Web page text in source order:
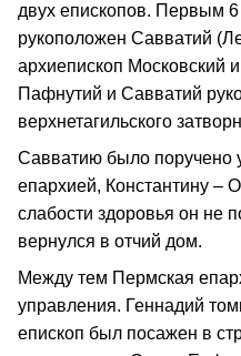
двух епископов. Первым
рукоположен Савватий
архиепископ Московский
Пафнутий и Савватий
верхнетагильского
Савватию было поручено
епархией, Константину –
слабости здоровья он не
вернулся в отчий дом.
Между тем Пермская
управления. Геннадий
епископ был посажен в